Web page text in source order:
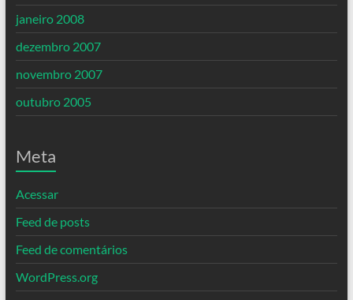
janeiro 2008
dezembro 2007
novembro 2007
outubro 2005
Meta
Acessar
Feed de posts
Feed de comentários
WordPress.org